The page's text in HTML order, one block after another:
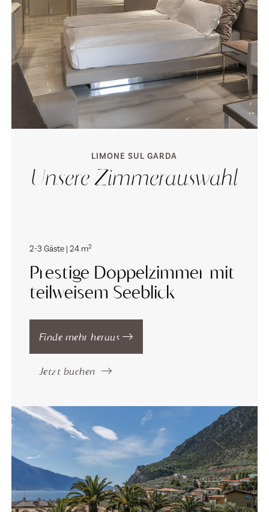
LIMONE SUL GARDA
Unsere Zimmerauswahl
2-3 Gäste | 24 m2
Prestige Doppelzimmer mit
teilweisem Seeblick
Finde mehr heraus
Jetzt buchen